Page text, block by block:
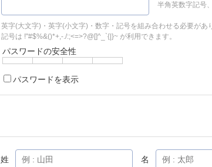
半角英数字記号
英字(大文字)・英字(小文字)・数字・記号を組み合わせる必要があ
記号は !"#$%&()*+,-./:;<=>?@[]^_`{|}~ が利用できます。
パスワードの安全性
パスワードを表示
姓 名